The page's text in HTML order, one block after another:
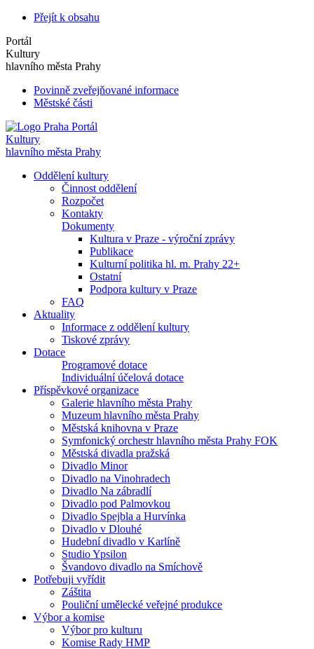
Přejít k obsahu
Portál
Kultury
hlavního města Prahy
Povinně zveřejňované informace
Městské části
Portál
Kultury
hlavního města Prahy
Oddělení kultury
Činnost oddělení
Rozpočet
Kontakty
Dokumenty
Kultura v Praze - výroční zprávy
Publikace
Kulturní politika hl. m. Prahy 22+
Ostatní
Podpora kultury v Praze
FAQ
Aktuality
Informace z oddělení kultury
Tiskové zprávy
Dotace
Programové dotace
Individuální účelová dotace
Příspěvkové organizace
Galerie hlavního města Prahy
Muzeum hlavního města Prahy
Městská knihovna v Praze
Symfonický orchestr hlavního města Prahy FOK
Městská divadla pražská
Divadlo Minor
Divadlo na Vinohradech
Divadlo Na zábradlí
Divadlo pod Palmovkou
Divadlo Spejbla a Hurvínka
Divadlo v Dlouhé
Hudební divadlo v Karlíně
Studio Ypsilon
Švandovo divadlo na Smíchově
Potřebuji vyřídit
Záštita
Pouliční umělecké veřejné produkce
Výbor a komise
Výbor pro kulturu
Komise Rady HMP